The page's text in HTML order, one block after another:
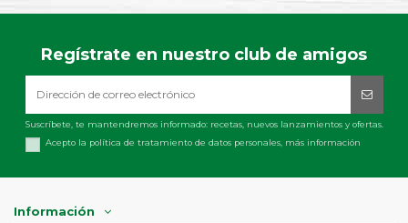
Regístrate en nuestro club de amigos
Suscríbete, te mantendremos informado: recetas, nuevos lanzamientos y ofertas.
Acepto la política de tratamiento de datos personales, más información
Información